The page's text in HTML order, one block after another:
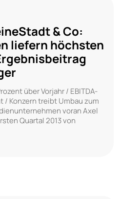
& Co:
liefern höchsten
über Vorjahr / EBITDA-
/ Konzern treibt Umbau zum
voran Axel
Quartal 2013 von